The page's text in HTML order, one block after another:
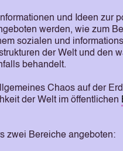
und Ideen zur
werden, wie zum
sozialen und
der Welt und den
behandelt.
Chaos auf der
der Welt im öffentlichen
zwei Bereiche angeboten: